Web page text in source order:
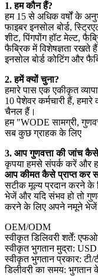
1. हम कौन हैं?
हम 15 से अधिक वर्षों के
फाइबर इनसोल बोर्ड,
शीट, पिंगपोंग हॉट मेल्ट,
फैब्रिक में विशेषज्ञता रखते
इनसोल बोर्ड कोटिंग और
2. हमें क्यों चुना?
हमारे पास एक एकीकृत
10 पेशेवर कर्मचारी हैं,
चैनल हैं।
हम "WODE सामग्री,
सब कुछ ग्राहक के लिए
3. आप गुणवत्ता की जांच
कृपया हमसे संपर्क करें और
आप कीमत कैसे प्राप्त कर
सटीक मूल्य प्रदान करने के
भेजें और यदि संभव हो तो
करने के लिए अपने नमूने
OEM/ODM
स्वीकृत डिलिवरी शर्तें:
स्वीकृत भुगतान मुद्रा: USD
स्वीकृत भुगतान प्रकार: टी/
डिलीवरी का समय: भुगतान